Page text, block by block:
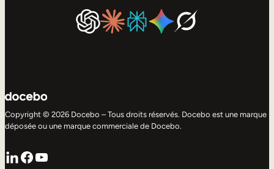
Copyright © 2026 Docebo – Tous droits réservés. Docebo est une marque
déposée ou une marque commerciale de Docebo.
LinkedIn
Facebook
YouTube